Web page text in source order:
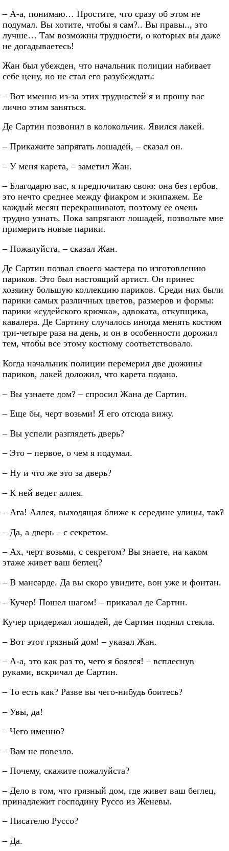
– А-а, понимаю… Простите, что сразу об этом не
подумал. Вы хотите, чтобы я сам?.. Вы правы.., это
лучше… Там возможны трудности, о которых вы даже
не догадываетесь!
Жан был убежден, что начальник полиции набивает
себе цену, но не стал его разубеждать:
– Вот именно из-за этих трудностей я и прошу вас
лично этим заняться.
Де Сартин позвонил в колокольчик. Явился лакей.
– Прикажите запрягать лошадей, – сказал он.
– У меня карета, – заметил Жан.
– Благодарю вас, я предпочитаю свою: она без гербов,
это нечто среднее между фиакром и экипажем. Ее
каждый месяц перекрашивают, поэтому ее очень
трудно узнать. Пока запрягают лошадей, позвольте мне
примерить новые парики.
– Пожалуйста, – сказал Жан.
Де Сартин позвал своего мастера по изготовлению
париков. Это был настоящий артист. Он принес
хозяину большую коллекцию париков. Среди них были
парики самых различных цветов, размеров и формы:
парики «судейского крючка», адвоката, откупщика,
кавалера. Де Сартину случалось иногда менять костюм
три-четыре раза на день, и он в особенности дорожил
тем, чтобы все этому костюму соответствовало.
Когда начальник полиции перемерил две дюжины
париков, лакей доложил, что карета подана.
– Вы узнаете дом? – спросил Жана де Сартин.
– Еще бы, черт возьми! Я его отсюда вижу.
– Вы успели разглядеть дверь?
– Это – первое, о чем я подумал.
– Ну и что же это за дверь?
– К ней ведет аллея.
– Ага! Аллея, выходящая ближе к середине улицы, так?
– Да, а дверь – с секретом.
– Ах, черт возьми, с секретом? Вы знаете, на каком
этаже живет ваш беглец?
– В мансарде. Да вы скоро увидите, вон уже и фонтан.
– Кучер! Пошел шагом! – приказал де Сартин.
Кучер придержал лошадей, де Сартин поднял стекла.
– Вот этот грязный дом! – указал Жан.
– А-а, это как раз то, чего я боялся! – всплеснув
руками, вскричал де Сартин.
– То есть как? Разве вы чего-нибудь боитесь?
– Увы, да!
– Чего именно?
– Вам не повезло.
– Почему, скажите пожалуйста?
– Дело в том, что грязный дом, где живет ваш беглец,
принадлежит господину Руссо из Женевы.
– Писателю Руссо?
– Да.